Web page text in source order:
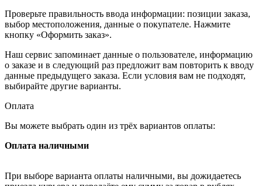
Проверьте правильность ввода информации: позиции заказа,
выбор местоположения, данные о покупателе. Нажмите
кнопку «Оформить заказ».
Наш сервис запоминает данные о пользователе, информацию
о заказе и в следующий раз предложит вам повторить к вводу
данные предыдущего заказа. Если условия вам не подходят,
выбирайте другие варианты.
Оплата
Вы можете выбрать один из трёх вариантов оплаты:
Оплата наличными
При выборе варианта оплаты наличными, вы дожидаетесь